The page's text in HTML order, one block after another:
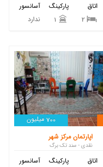
آسانسور
ندارد
پارکینگ
اتاق
700 میلیون
اپارتمان مرکز شهر
نقدی - سند تک برگ
آسانسور
پارکینگ
اتاق